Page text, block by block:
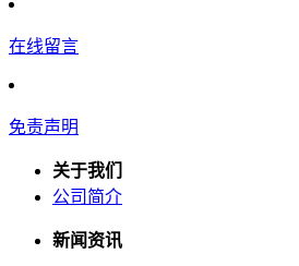
在线留言
免责声明
关于我们
公司简介
新闻资讯